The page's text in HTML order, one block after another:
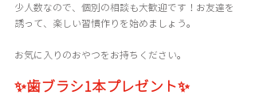
少人数なので、個別の相談も大歓迎です！お友達を
誘って、楽しい習慣作りを始めましょう。
お気に入りのおやつをお持ちください。
✨歯ブラシ1本プレゼント✨